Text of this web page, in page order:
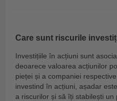
Care sunt riscurile
Investițiile în acțiuni sunt
deoarece valoarea acțiunilor
pieței și a companiei
investind în acțiuni, așadar
a riscurilor și să îți stabilești un